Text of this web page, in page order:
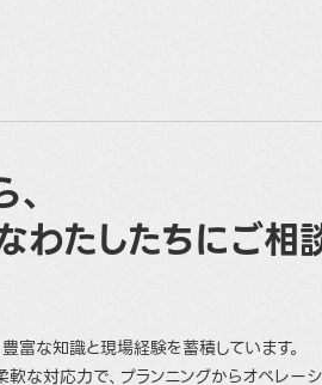
わたしたちにご相
富な知識と現場経験を蓄積しています。
な対応力で、プランニングからオペレー